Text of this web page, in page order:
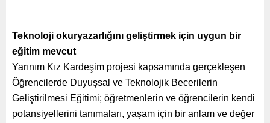
Teknoloji okuryazarlığını geliştirmek için uygun bir
eğitim mevcut
Yarınım Kız Kardeşim projesi kapsamında gerçekleşen
Öğrencilerde Duyuşsal ve Teknolojik Becerilerin
Geliştirilmesi Eğitimi; öğretmenlerin ve öğrencilerin kendi
potansiyellerini tanımaları, yaşam için bir anlam ve değer